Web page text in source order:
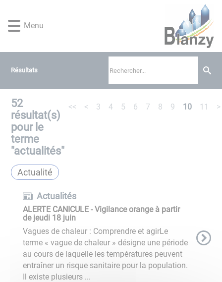
rapide
menu
rapide
contenu
rapide
la
rapide
pied
page
Menu
Résultats
52
résultat(s)
pour le
terme
"actualités"
<< < 3 4 5 6 7 8 9 10 11 >
Actualité
Actualités
ALERTE CANICULE - Vigilance orange à partir
de jeudi 18 juin
Vagues de chaleur : Comprendre et agirLe
terme « vague de chaleur » désigne une période
au cours de laquelle les températures peuvent
entraîner un risque sanitaire pour la population.
Il existe plusieurs ...